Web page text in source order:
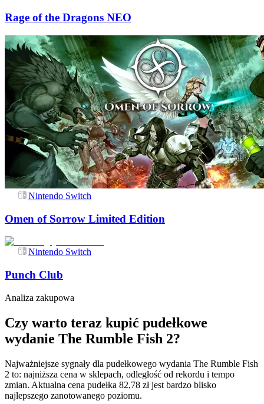
Rage of the Dragons NEO
Nintendo Switch
Omen of Sorrow Limited Edition
Nintendo Switch
Punch Club
Analiza zakupowa
Czy warto teraz kupić pudełkowe
wydanie The Rumble Fish 2?
Najważniejsze sygnały dla pudełkowego wydania The Rumble Fish
2 to: najniższa cena w sklepach, odległość od rekordu i tempo
zmian. Aktualna cena pudełka 82,78 zł jest bardzo blisko
najlepszego zanotowanego poziomu.